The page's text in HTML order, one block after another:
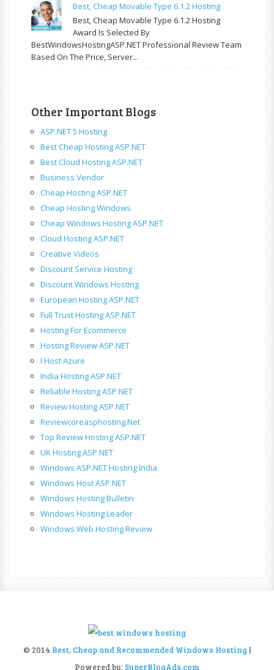
Best, Cheap Movable Type 6.1.2 Hosting
Best, Cheap Movable Type 6.1.2 Hosting
Award Is Selected By
BestWindowsHostingASP.NET Professional Review Team
Based On The Price, Server...
Other Important Blogs
ASP.NET 5 Hosting
Best Cheap Hosting ASP.NET
Best Cloud Hosting ASP.NET
Business Vendor
Cheap Hosting ASP.NET
Cheap Hosting Windows
Cheap Windows Hosting ASP.NET
Cloud Hosting ASP.NET
Creative Videos
Discount Service Hosting
Discount Windows Hosting
European Hosting ASP.NET
Full Trust Hosting ASP.NET
Hosting For Ecommerce
Hosting Review ASP.NET
I Host Azure
India Hosting ASP.NET
Reliable Hosting ASP.NET
Review Hosting ASP.NET
Reviewcoreasphosting.net
Top Review Hosting ASP.NET
UK Hosting ASP.NET
Windows ASP.NET Hosting India
Windows Host ASP.NET
Windows Hosting Bulletin
Windows Hosting Leader
Windows Web Hosting Review
© 2014 Best, Cheap and Recommended Windows Hosting |
Powered by: SuperBlogAds.com